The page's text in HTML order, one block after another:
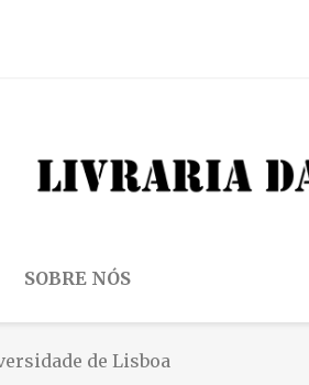
SOBRE NÓS
de Lisboa